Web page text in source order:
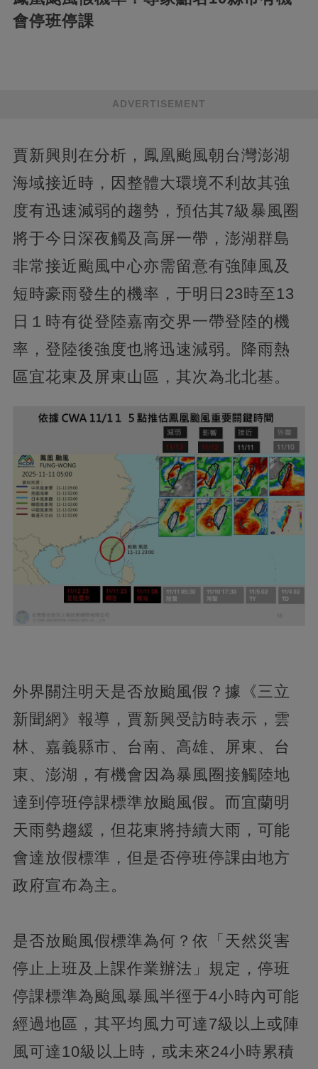
會停班停課
ADVERTISEMENT
賈新興則在分析，鳳凰颱風朝台灣澎湖
海域接近時，因整體大環境不利故其強
度有迅速減弱的趨勢，預估其7級暴風圈
將于今日深夜觸及高屏一帶，澎湖群島
非常接近颱風中心亦需留意有強陣風及
短時豪雨發生的機率，于明日23時至13
日１時有從登陸嘉南交界一帶登陸的機
率，登陸後強度也將迅速減弱。降雨熱
區宜花東及屏東山區，其次為北北基。
外界關注明天是否放颱風假？據《三立
新聞網》報導，賈新興受訪時表示，雲
林、嘉義縣市、台南、高雄、屏東、台
東、澎湖，有機會因為暴風圈接觸陸地
達到停班停課標準放颱風假。而宜蘭明
天雨勢趨緩，但花東將持續大雨，可能
會達放假標準，但是否停班停課由地方
政府宣布為主。
是否放颱風假標準為何？依「天然災害
停止上班及上課作業辦法」規定，停班
停課標準為颱風暴風半徑于4小時內可能
經過地區，其平均風力可達7級以上或陣
風可達10級以上時，或未來24小時累積